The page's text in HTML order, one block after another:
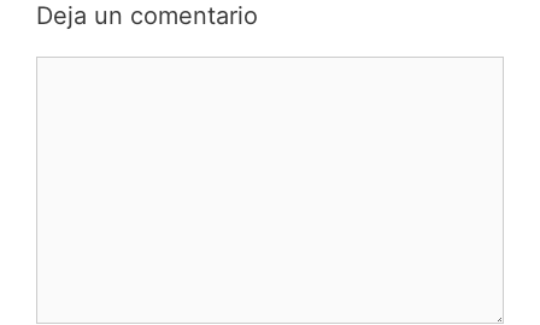
Deja un comentario